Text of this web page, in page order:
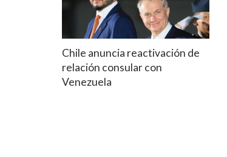
Chile anuncia reactivación de
relación consular con
Venezuela